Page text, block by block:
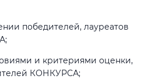
победителей, лауреатов
и критериями оценки,
КОНКУРСА;